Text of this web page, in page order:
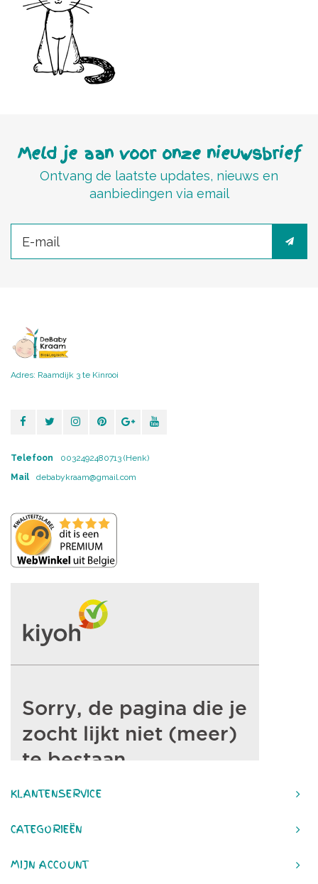
Meld je aan voor onze nieuwsbrief
Ontvang de laatste updates, nieuws en
aanbiedingen via email
Adres: Raamdijk 3 te Kinrooi
Telefoon
0032492480713 (Henk)
Mail
debabykraam@gmail.com
KLANTENSERVICE
CATEGORIEËN
MIJN ACCOUNT